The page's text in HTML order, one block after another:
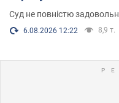
Суд не повністю
6.08.2026 12:22 8,9 т.